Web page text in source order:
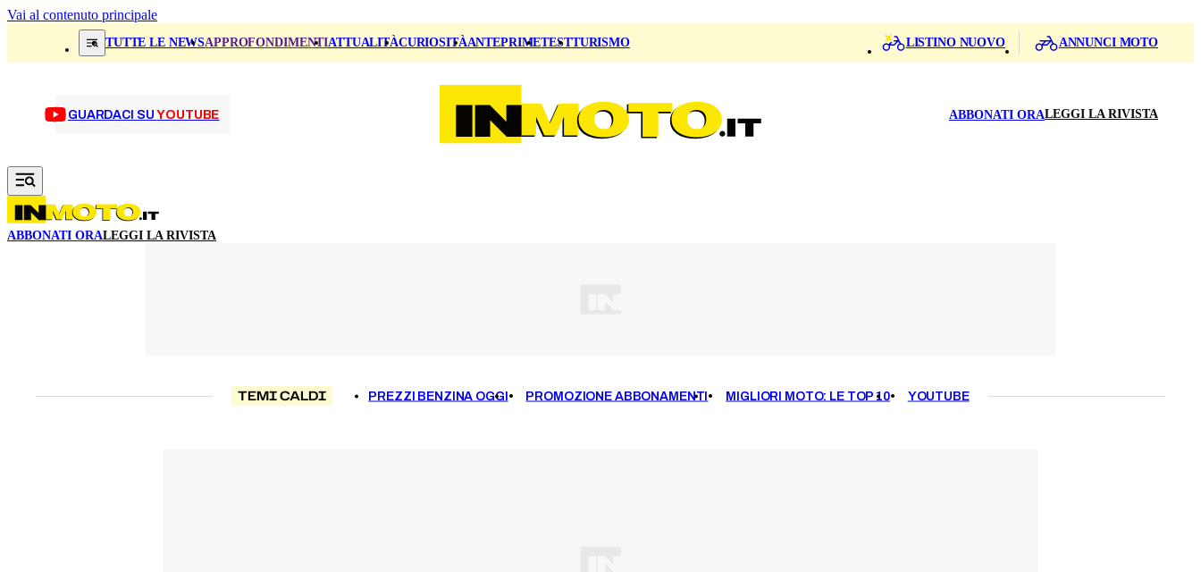
Vai al contenuto principale
TUTTE LE NEWSAPPROFONDIMENTIATTUALITÀCURIOSITÀANTEPRIMETESTTURISMO LISTINO NUOVO ANNUNCI MOTO
GUARDACI SUYOUTUBE ABBONATI ORALEGGI LA RIVISTA
ABBONATI ORALEGGI LA RIVISTA
TEMI CALDI PREZZI BENZINA OGGI PROMOZIONE ABBONAMENTI MIGLIORI MOTO: LE TOP 10 YOUTUBE